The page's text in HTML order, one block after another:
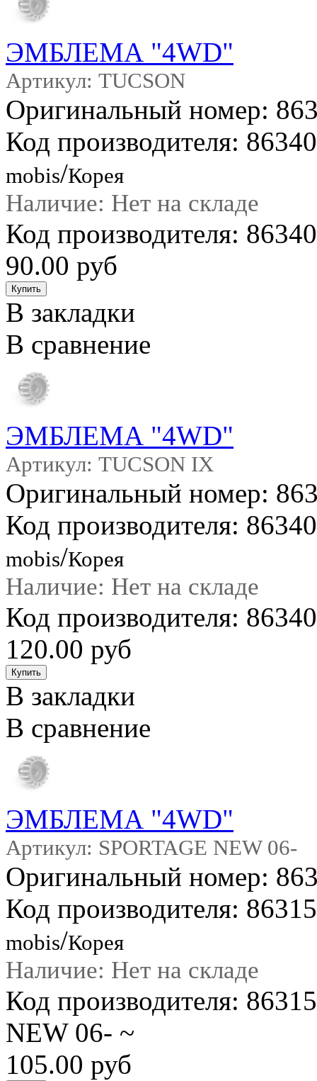
ЭМБЛЕМА "4WD"
Артикул: TUCSON
Оригинальный номер:
Код производителя:
mobis/Корея
Наличие: Нет на складе
Код производителя:
90.00 руб
В закладки
В сравнение
ЭМБЛЕМА "4WD"
Артикул: TUCSON IX
Оригинальный номер:
Код производителя:
mobis/Корея
Наличие: Нет на складе
Код производителя:
120.00 руб
В закладки
В сравнение
ЭМБЛЕМА "4WD"
Артикул: SPORTAGE NEW 06-
Оригинальный номер:
Код производителя:
mobis/Корея
Наличие: Нет на складе
Код производителя:
NEW 06- ~
105.00 руб